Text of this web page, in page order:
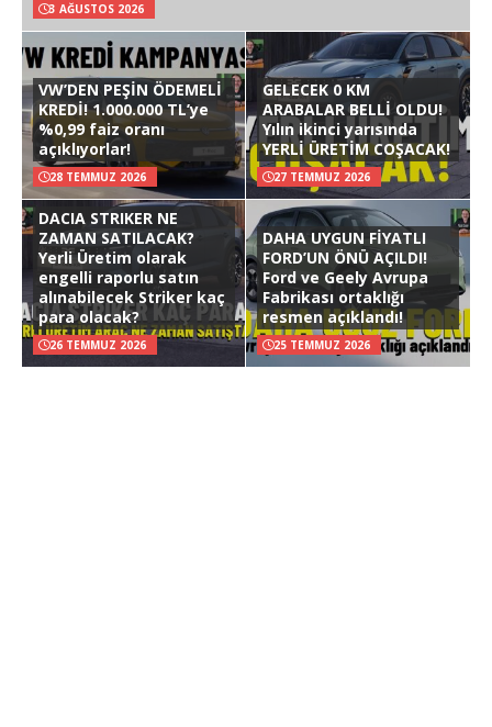
3 AĞUSTOS 2026
VW’DEN PEŞİN ÖDEMELİ
KREDİ! 1.000.000 TL’ye
%0,99 faiz oranı
açıklıyorlar!
28 TEMMUZ 2026
GELECEK 0 KM
ARABALAR BELLİ OLDU!
Yılın ikinci yarısında
YERLİ ÜRETİM COŞACAK!
27 TEMMUZ 2026
DACIA STRIKER NE
ZAMAN SATILACAK?
Yerli Üretim olarak
engelli raporlu satın
alınabilecek Striker kaç
para olacak?
26 TEMMUZ 2026
DAHA UYGUN FİYATLI
FORD’UN ÖNÜ AÇILDI!
Ford ve Geely Avrupa
Fabrikası ortaklığı
resmen açıklandı!
25 TEMMUZ 2026